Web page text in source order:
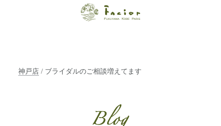
ン ファシオー
輝く美をトータ
ルでご提案しま
神戸店 / ブライダルのご相談増えてます